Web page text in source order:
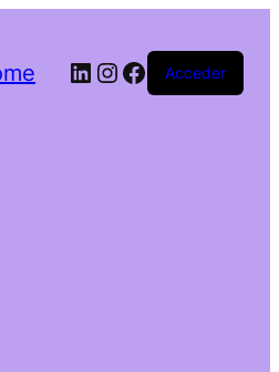
LinkedIn
Instagram
Facebook
Acceder